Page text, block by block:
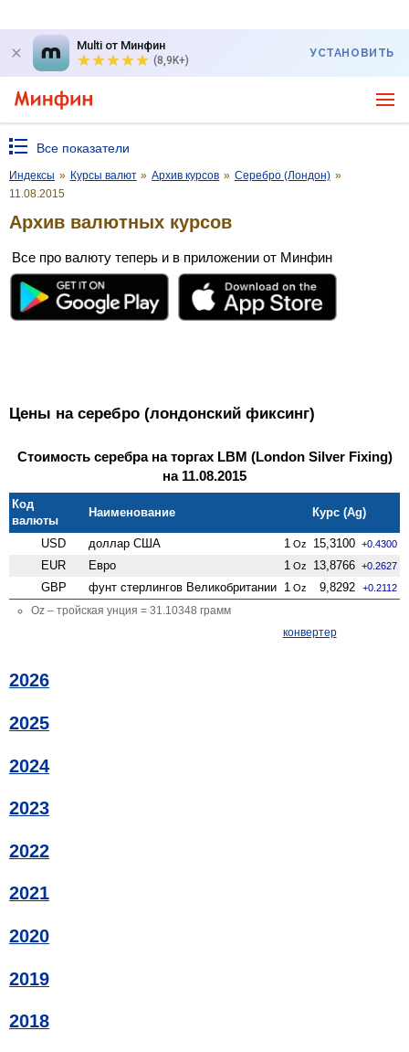
Multi от Минфин
(8,9K+)
УСТАНОВИТЬ
Все показатели
Индексы » Курсы валют » Архив курсов » Серебро (Лондон) »
11.08.2015
Архив валютных курсов
Все про валюту теперь и в приложении от Минфин
Цены на серебро (лондонский фиксинг)
Стоимость серебра на торгах LBM (London Silver Fixing)
на 11.08.2015
Код
валюты
Наименование Курс (Ag)
USD доллар США 1 Oz 15,3100 +0.4300
EUR Евро 1 Oz 13,8766 +0.2627
GBP фунт стерлингов Велико­британии 1 Oz 9,8292 +0.2112
Oz – тройская унция = 31.10348 грамм
конвертер
2026
2025
2024
2023
2022
2021
2020
2019
2018